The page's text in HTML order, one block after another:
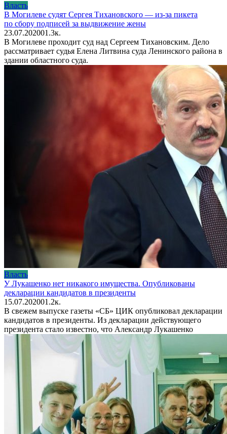
Власть
В Могилеве судят Сергея Тихановского — из-за пикета
по сбору подписей за выдвижение жены
23.07.202001.3к.
В Могилеве проходит суд над Сергеем Тихановским. Дело
рассматривает судья Елена Литвина суда Ленинского района в
здании областного суда.
Власть
У Лукашенко нет никакого имущества. Опубликованы
декларации кандидатов в президенты
15.07.202001.2к.
В свежем выпуске газеты «СБ» ЦИК опубликовал декларации
кандидатов в президенты. Из декларации действующего
президента стало известно, что Александр Лукашенко